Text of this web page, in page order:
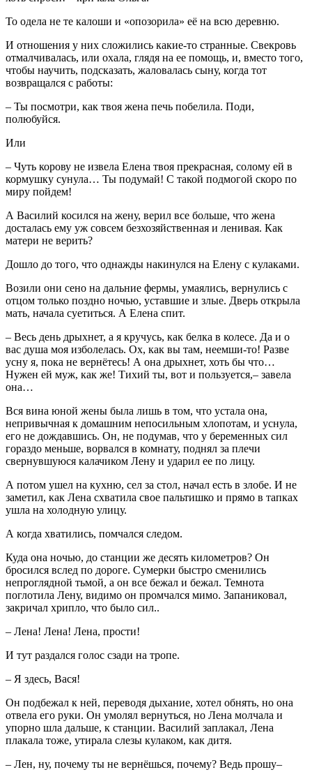
То одела не те калоши и «опозорила» её на всю деревню.
И отношения у них сложились какие-то странные. Свекровь
отмалчивалась, или охала, глядя на ее помощь, и, вместо того,
чтобы научить, подсказать, жаловалась сыну, когда тот
возвращался с работы:
– Ты посмотри, как твоя жена печь побелила. Поди,
полюбуйся.
Или
– Чуть корову не извела Елена твоя прекрасная, солому ей в
кормушку сунула… Ты подумай! С такой подмогой скоро по
миру пойдем!
А Василий косился на жену, верил все больше, что жена
досталась ему уж совсем безхозяйственная и ленивая. Как
матери не верить?
Дошло до того, что однажды накинулся на Елену с кулаками.
Возили они сено на дальние фермы, умаялись, вернулись с
отцом только поздно ночью, уставшие и злые. Дверь открыла
мать, начала суетиться. А Елена спит.
– Весь день дрыхнет, а я кручусь, как белка в колесе. Да и о
вас душа моя изболелась. Ох, как вы там, неемши-то! Разве
усну я, пока не вернётесь! А она дрыхнет, хоть бы что…
Нужен ей муж, как же! Тихий ты, вот и пользуется,– завела
она…
Вся вина юной жены была лишь в том, что устала она,
непривычная к домашним непосильным хлопотам, и уснула,
его не дождавшись. Он, не подумав, что у беременных сил
гораздо меньше, ворвался в комнату, поднял за плечи
свернувшуюся калачиком Лену и ударил ее по лицу.
А потом ушел на кухню, сел за стол, начал есть в злобе. И не
заметил, как Лена схватила свое пальтишко и прямо в тапках
ушла на холодную улицу.
А когда хватились, помчался следом.
Куда она ночью, до станции же десять километров? Он
бросился вслед по дороге. Сумерки быстро сменились
непроглядной тьмой, а он все бежал и бежал. Темнота
поглотила Лену, видимо он промчался мимо. Запаниковал,
закричал хрипло, что было сил..
– Лена! Лена! Лена, прости!
И тут раздался голос сзади на тропе.
– Я здесь, Вася!
Он подбежал к ней, переводя дыхание, хотел обнять, но она
отвела его руки. Он умолял вернуться, но Лена молчала и
упорно шла дальше, к станции. Василий заплакал, Лена
плакала тоже, утирала слезы кулаком, как дитя.
– Лен, ну, почему ты не вернёшься, почему? Ведь прошу–